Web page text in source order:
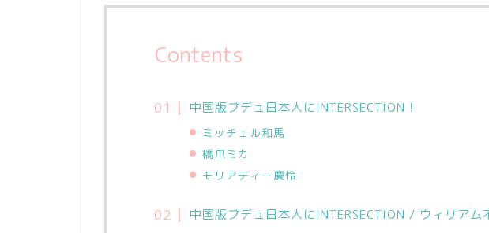
Contents
中国版プデュ日本人にINTERSECTION！
ミッチェル和馬
橋爪ミカ
モリアティー慶怜
中国版プデュ日本人にINTERSECTION / ウィリアム